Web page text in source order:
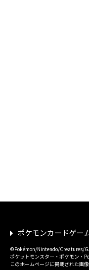
ポケモンカードゲー
©Pokémon/Nintendo/Creatures/
ポケットモンスター・ポケモン・
このホームページに掲載された画